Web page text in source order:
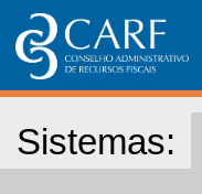
Sistemas: